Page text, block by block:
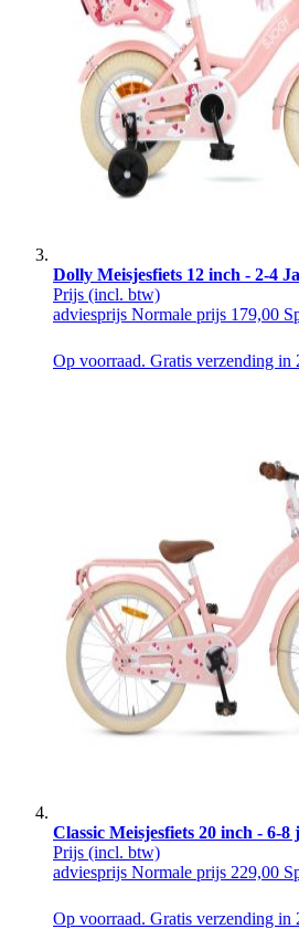
Dolly Meisjesfiets 12 inch - 2-4
Prijs (incl. btw)
adviesprijs Normale prijs 179,00
Op voorraad. Gratis verzending in
Classic Meisjesfiets 20 inch - 6-8
Prijs (incl. btw)
adviesprijs Normale prijs 229,00
Op voorraad. Gratis verzending in